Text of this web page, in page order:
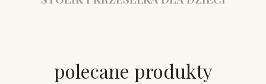
polecane produkty